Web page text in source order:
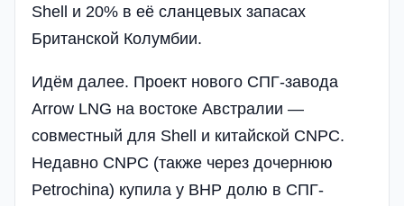
Shell и 20% в её сланцевых запасах
Британской Колумбии.
Идём далее. Проект нового СПГ-завода
Arrow LNG на востоке Австралии —
совместный для Shell и китайской CNPC.
Недавно CNPC (также через дочернюю
Petrochina) купила у BHP долю в СПГ-